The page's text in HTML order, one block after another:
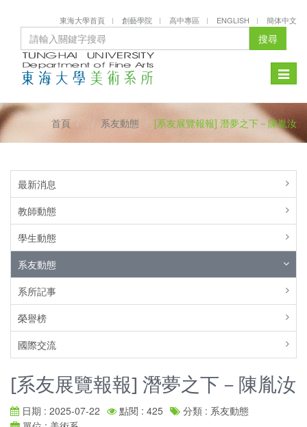
東海大學首頁 創藝學院 高中專區 ENGLISH 簡体中文
搜尋
Toggle
首頁 系友動態 [系友展覽報報] 潛夢之下－陳胤汝
最新消息
教師動態
學生動態
系友動態
系所記事
榮譽榜
國際交流
[系友展覽報報] 潛夢之下－陳胤汝
日期 : 2025-07-22 點閱 : 425
分類 : 系友動態